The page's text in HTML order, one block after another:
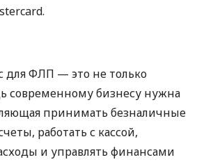
для ФЛП — это не только
современному бизнесу нужна
принимать безналичные
работать с кассой,
и управлять финансами